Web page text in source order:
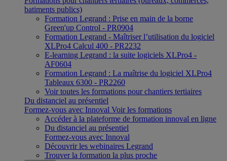
batiments publics)
Formation Legrand : Prise en main de la borne
Green'up Control - PR0904
Formation Legrand - Maîtriser l’utilisation du logiciel
XLPro4 Calcul 400 - PR2232
E-learning Legrand : la suite logiciels XLPro4 -
AF0604
Formation Legrand : La maîtrise du logiciel XLPro4
Tableaux 6300 - PR2260
Voir toutes les formations pour chantiers tertiaires
Du distanciel au présentiel
Formez-vous avec Innoval Voir les formations
Accéder à la plateforme de formation innoval en ligne
Du distanciel au présentiel
Formez-vous avec Innoval
Découvrir les webinaires Legrand
Trouver la formation la plus proche